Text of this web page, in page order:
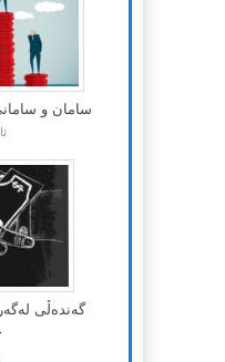
سامان و
گەندەڵی